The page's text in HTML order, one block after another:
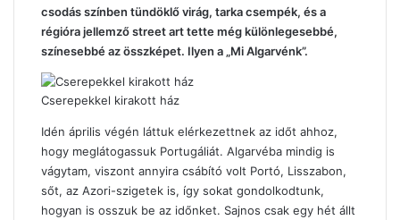
csodás színben tündöklő virág, tarka csempék, és a
régióra jellemző street art tette még különlegesebbé,
színesebbé az összképet. Ilyen a „Mi Algarvénk”.
Cserepekkel kirakott ház
Idén április végén láttuk elérkezettnek az időt ahhoz,
hogy meglátogassuk Portugáliát. Algarvéba mindig is
vágytam, viszont annyira csábító volt Portó, Lisszabon,
sőt, az Azori-szigetek is, így sokat gondolkodtunk,
hogyan is osszuk be az időnket. Sajnos csak egy hét állt